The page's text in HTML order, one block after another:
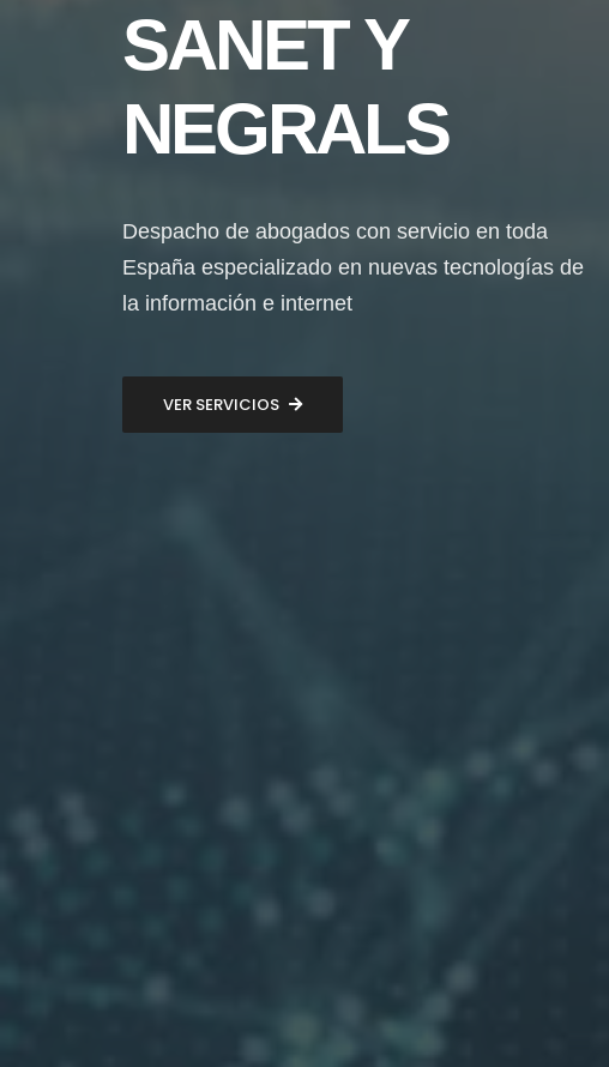
SANET Y
NEGRALS
Despacho de abogados con servicio en toda
España especializado en nuevas tecnologías de
la información e internet
VER SERVICIOS